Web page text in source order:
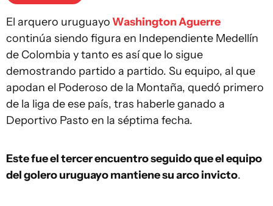
El arquero uruguayoWashington Aguerre
continúa siendo figura en Independiente Medellín
de Colombia y tanto es así que lo sigue
demostrando partido a partido. Su equipo, al que
apodan el Poderoso de la Montaña, quedó primero
de la liga de ese país, tras haberle ganado a
Deportivo Pasto en la séptima fecha.
Este fue el tercer encuentro seguido que el equipo
del golero uruguayo mantiene su arco invicto.